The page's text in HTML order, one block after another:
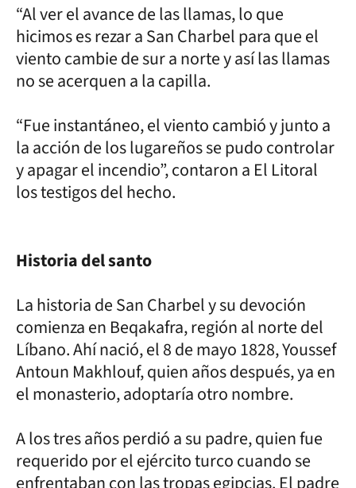
“Al ver el avance de las llamas, lo que
hicimos es rezar a San Charbel para que el
viento cambie de sur a norte y así las llamas
no se acerquen a la capilla.
“Fue instantáneo, el viento cambió y junto a
la acción de los lugareños se pudo controlar
y apagar el incendio”, contaron a El Litoral
los testigos del hecho.
Historia del santo
La historia de San Charbel y su devoción
comienza en Beqakafra, región al norte del
Líbano. Ahí nació, el 8 de mayo 1828, Youssef
Antoun Makhlouf, quien años después, ya en
el monasterio, adoptaría otro nombre.
A los tres años perdió a su padre, quien fue
requerido por el ejército turco cuando se